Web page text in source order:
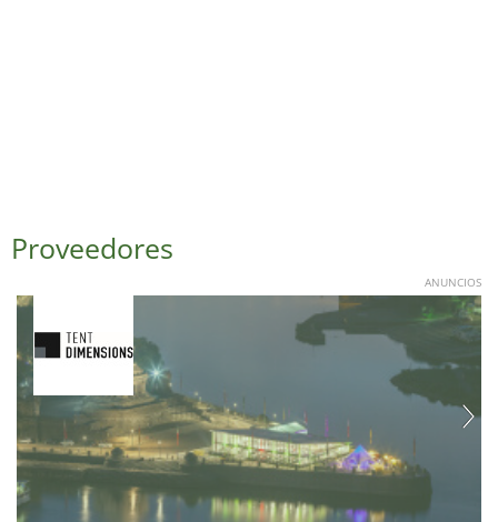
Proveedores
ANUNCIOS